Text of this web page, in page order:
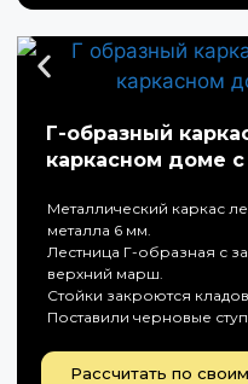
Г-образный
каркасном доме
Металлический каркас
металла 6 мм.
Лестница Г-образная с
верхний марш.
Стойки закроются
Поставили черновые
Рассчитать по